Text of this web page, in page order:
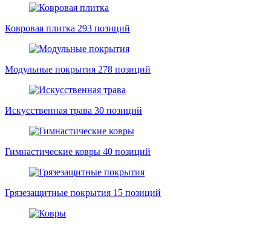
Ковровая плитка 293 позиций
Модульные покрытия 278 позиций
Искусственная трава 30 позиций
Гимнастические ковры 40 позиций
Грязезащитные покрытия 15 позиций